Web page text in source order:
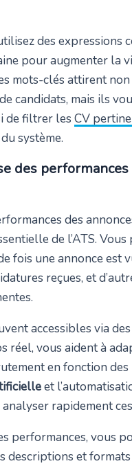
des expressions
pour augmenter la
mots-clés attirent non
candidats, mais ils
de filtrer les CV
système.
des performances
des
de l’ATS. Vous
fois une annonce est
reçues, et
accessibles via
réel, vous aident à
en fonction
et
rapidement
performances, vous
descriptions et